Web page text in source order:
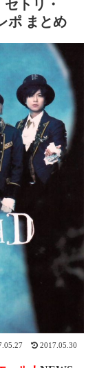
トリ・
ポ まとめ
2017.05.30